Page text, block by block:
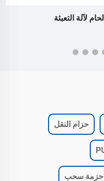
حزام النقل
أحزمة سحب